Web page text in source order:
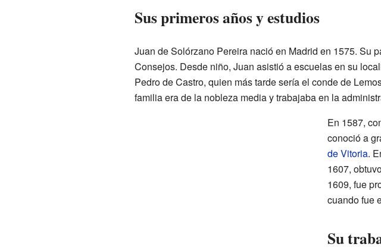
Sus primeros años y estudios
Juan de Solórzano Pereira nació en Madrid en 1575. Su
Consejos. Desde niño, Juan asistió a escuelas en su
Pedro de Castro, quien más tarde sería el conde de
familia era de la nobleza media y trabajaba en la
En 1587,
conoció a
de Vitoria.
1607,
1609, fue
cuando fue
Su